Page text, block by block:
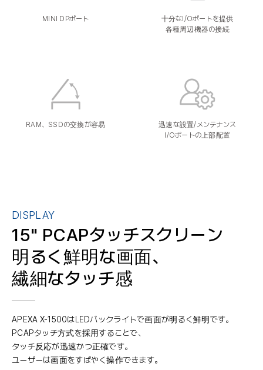
MINI DPポート
十分なI/Oポートを提供
各種周辺機器の接続
RAM、SSDの交換が容易
迅速な設置/メンテナンス
I/Oポートの上部配置
DISPLAY
15" PCAPタッチスクリーン
明るく鮮明な画面、
繊細なタッチ感
APEXA X-1500はLEDバックライトで画面が明るく鮮明です。
PCAPタッチ方式を採用することで、
タッチ反応が迅速かつ正確です。
ユーザーは画面をすばやく操作できます。